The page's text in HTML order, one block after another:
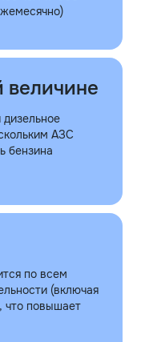
величине
АЗС
бензина
по всем
(включая
что повышает